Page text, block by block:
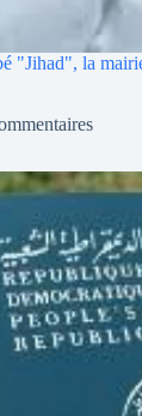
"Jihad", la